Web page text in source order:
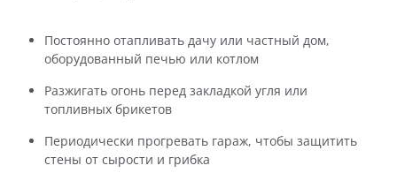
Постоянно отапливать дачу или частный дом,
оборудованный печью или котлом
Разжигать огонь перед закладкой угля или
топливных брикетов
Периодически прогревать гараж, чтобы защитить
стены от сырости и грибка